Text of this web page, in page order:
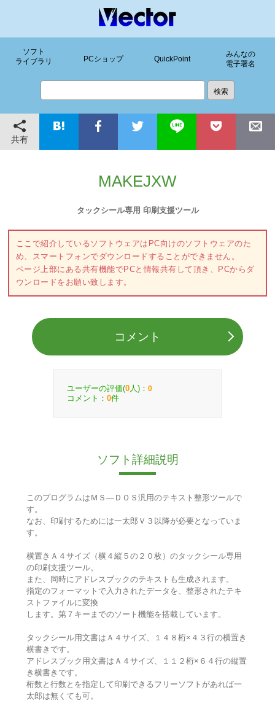
ソフト
ライブラリ
PCショップ QuickPoint
みんなの
電子署名
共有
MAKEJXW
タックシール専用 印刷支援ツール
ここで紹介しているソフトウェアはPC向けのソフトウェアのた
め、スマートフォンでダウンロードすることができません。
ページ上部にある共有機能でPCと情報共有して頂き、PCからダ
ウンロードをお願い致します。
コメント
ユーザーの評価(0 人)： 0
コメント： 0件
ソフト詳細説明
このプログラムはＭＳ―ＤＯＳ汎用のテキスト整形ツールで
す。
なお、印刷するためには一太郎Ｖ３以降が必要となっていま
す。
横置きＡ４サイズ（横４縦５の２０枚）のタックシール専用
の印刷支援ツール。
また、同時にアドレスブックのテキストも生成されます。
指定のフォーマットで入力されたデータを、整形されたテキ
ストファイルに変換
します。第７キーまでのソート機能を搭載しています。
タックシール用文書はＡ４サイズ、１４８桁×４３行の横置き
横書きです。
アドレスブック用文書はＡ４サイズ、１１２桁×６４行の縦置
き横書きです。
桁数と行数とを指定して印刷できるフリーソフトがあれば一
太郎は無くても可。